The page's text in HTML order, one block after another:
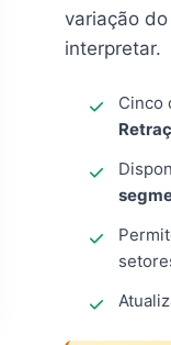
variação
interpretar.
Cinco